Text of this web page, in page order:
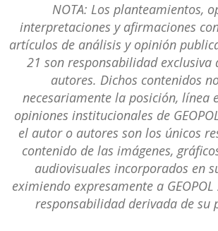
NOTA: Los planteamientos,
interpretaciones y afirmaciones
artículos de análisis y opinión
21 son responsabilidad exclusiva
autores. Dichos contenidos
necesariamente la posición, línea
opiniones institucionales de
el autor o autores son los únicos
contenido de las imágenes,
audiovisuales incorporados en
eximiendo expresamente a
responsabilidad derivada de su